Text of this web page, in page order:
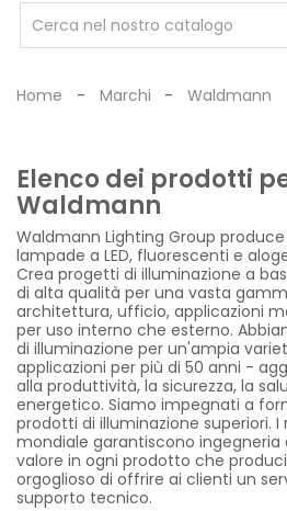
OCCHIALI
DI
Home Marchi Waldmann
Elenco dei prodotti
Waldmann
Waldmann Lighting Group
lampade a LED, fluorescenti e
Crea progetti di illuminazione a
di alta qualità per una vasta
architettura, ufficio, applicazioni
per uso interno che esterno.
di illuminazione per un'ampia
applicazioni per più di 50 anni -
alla produttività, la sicurezza, la
energetico. Siamo impegnati a
prodotti di illuminazione superiori.
mondiale garantiscono ingegneria
valore in ogni prodotto che
orgoglioso di offrire ai clienti un
supporto tecnico.